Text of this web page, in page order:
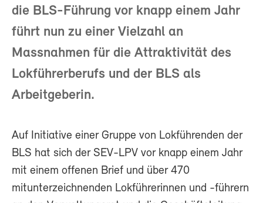
die BLS-Führung vor knapp einem Jahr
führt nun zu einer Vielzahl an
Massnahmen für die Attraktivität des
Lokführerberufs und der BLS als
Arbeitgeberin.
Auf Initiative einer Gruppe von Lokführenden der
BLS hat sich der SEV-LPV vor knapp einem Jahr
mit einem offenen Brief und über 470
mitunterzeichnenden Lokführerinnen und -führern